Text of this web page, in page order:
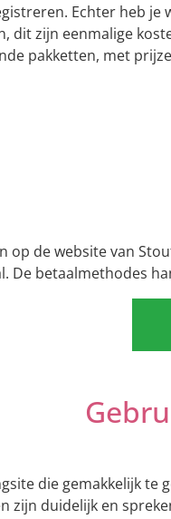
Echter heb
dit zijn eenmalige
pakketten, met
op de website van
De betaalmethodes
die gemakkelijk
zijn duidelijk en